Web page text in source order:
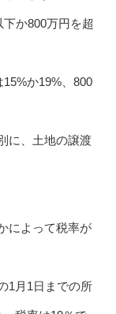
か800万円を超
か19%、800
に、土地の譲渡
によって税率が
1月1日までの所